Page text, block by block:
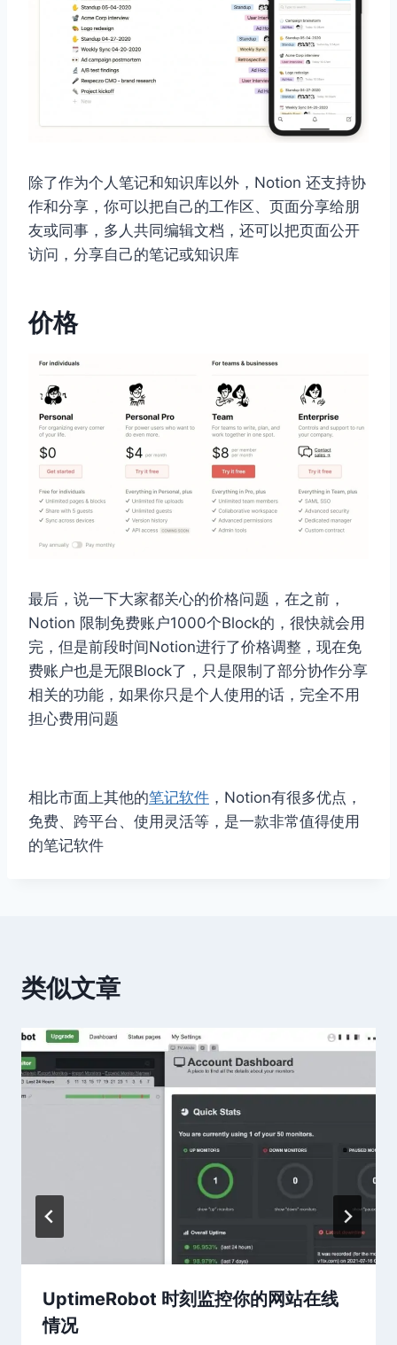
除了作为个人笔记和知识库以外，Notion 还支持协
作和分享，你可以把自己的工作区、页面分享给朋
友或同事，多人共同编辑文档，还可以把页面公开
访问，分享自己的笔记或知识库
价格
最后，说一下大家都关心的价格问题，在之前，
Notion 限制免费账户1000个Block的，很快就会用
完，但是前段时间Notion进行了价格调整，现在免
费账户也是无限Block了，只是限制了部分协作分享
相关的功能，如果你只是个人使用的话，完全不用
担心费用问题
相比市面上其他的笔记软件 ，Notion有很多优点，
免费、跨平台、使用灵活等，是一款非常值得使用
的笔记软件
类似文章
UptimeRobot 时刻监控你的网站在线
情况